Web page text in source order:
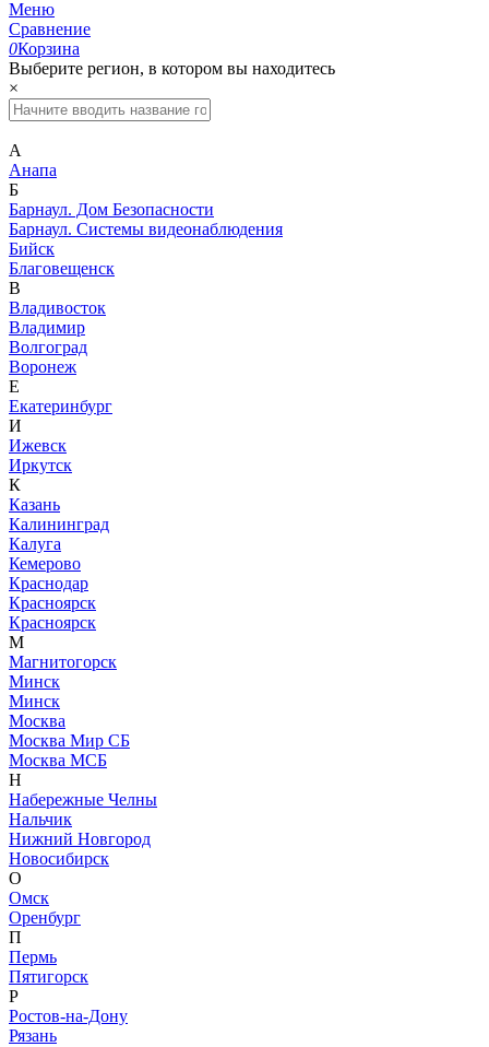
Меню
Сравнение
0Корзина
Выберите регион, в котором вы находитесь
×
А
Анапа
Б
Барнаул. Дом Безопасности
Барнаул. Системы видеонаблюдения
Бийск
Благовещенск
В
Владивосток
Владимир
Волгоград
Воронеж
Е
Екатеринбург
И
Ижевск
Иркутск
К
Казань
Калининград
Калуга
Кемерово
Краснодар
Красноярск
Красноярск
М
Магнитогорск
Минск
Минск
Москва
Москва Мир СБ
Москва МСБ
Н
Набережные Челны
Нальчик
Нижний Новгород
Новосибирск
О
Омск
Оренбург
П
Пермь
Пятигорск
Р
Ростов-на-Дону
Рязань